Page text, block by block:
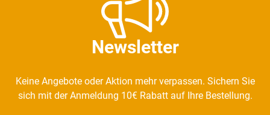
Newsletter
Keine Angebote oder Aktion mehr verpassen. Sichern Sie
sich mit der Anmeldung 10€ Rabatt auf Ihre Bestellung.